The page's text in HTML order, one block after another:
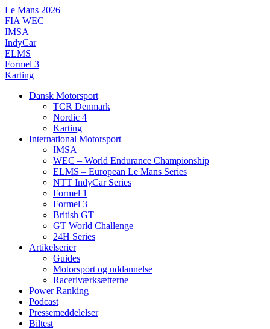
Videre
til
indhold
Le Mans 2026
FIA WEC
IMSA
IndyCar
ELMS
Formel 3
Karting
Dansk Motorsport
TCR Denmark
Nordic 4
Karting
International Motorsport
IMSA
WEC – World Endurance Championship
ELMS – European Le Mans Series
NTT IndyCar Series
Formel 1
Formel 3
British GT
GT World Challenge
24H Series
Artikelserier
Guides
Motorsport og uddannelse
Raceriværksætterne
Power Ranking
Podcast
Pressemeddelelser
Biltest